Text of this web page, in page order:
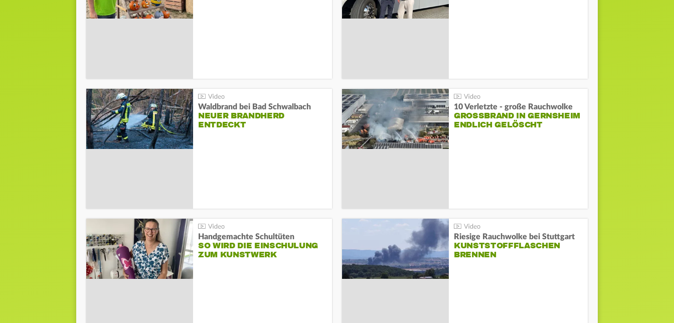
Waldbrand bei Bad Schwalbach
NEUER BRANDHERD
ENTDECKT
10 Verletzte - große Rauchwolke
GROSSBRAND IN GERNSHEIM E
NDLICH GELÖSCHT
Handgemachte Schultüten
SO WIRD DIE EINSCHULUNG
ZUM KUNSTWERK
Riesige Rauchwolke bei Stuttgart
KUNSTSTOFFFLASCHEN
BRENNEN